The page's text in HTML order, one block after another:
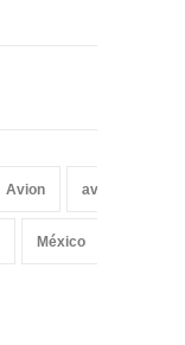
Avion aviones
México